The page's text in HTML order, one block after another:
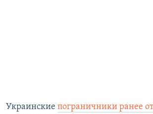
Украинские пограничники ранее